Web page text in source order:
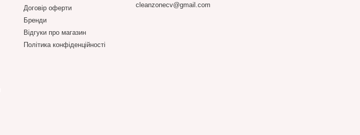
Договір оферти
Бренди
Відгуки про магазин
Політика конфіденційності
cleanzonecv@gmail.com